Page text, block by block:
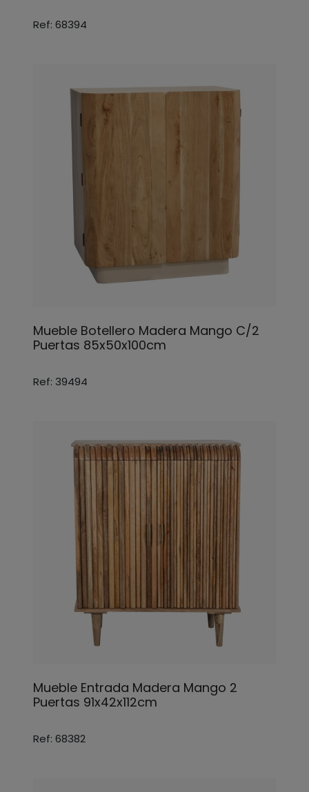
Ref: 68394
Mueble Botellero Madera Mango C/2
Puertas 85x50x100cm
Ref: 39494
Mueble Entrada Madera Mango 2
Puertas 91x42x112cm
Ref: 68382